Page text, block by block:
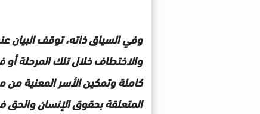
وفي السياق ذاته، توقف البيان
والاختطاف خلال تلك المرحلة
كاملة وتمكين الأسر المعنية من
المتعلقة بحقوق الإنسان والحق